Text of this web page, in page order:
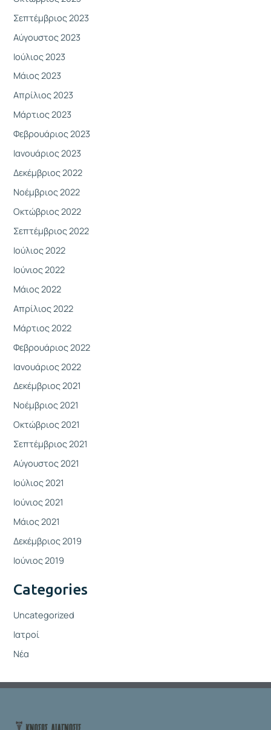
Σεπτέμβριος 2023
Αύγουστος 2023
Ιούλιος 2023
Μάιος 2023
Απρίλιος 2023
Μάρτιος 2023
Φεβρουάριος 2023
Ιανουάριος 2023
Δεκέμβριος 2022
Νοέμβριος 2022
Οκτώβριος 2022
Σεπτέμβριος 2022
Ιούλιος 2022
Ιούνιος 2022
Μάιος 2022
Απρίλιος 2022
Μάρτιος 2022
Φεβρουάριος 2022
Ιανουάριος 2022
Δεκέμβριος 2021
Νοέμβριος 2021
Οκτώβριος 2021
Σεπτέμβριος 2021
Αύγουστος 2021
Ιούλιος 2021
Ιούνιος 2021
Μάιος 2021
Δεκέμβριος 2019
Ιούνιος 2019
Categories
Uncategorized
Ιατροί
Νέα